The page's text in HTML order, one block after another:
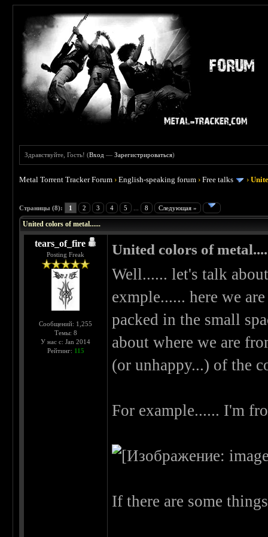
Здравствуйте, Гость! (Вход —Зарегистрироваться)
Metal Torrent Tracker Forum ›English-speaking forum ›Free talks ›
Страницы (8): 1 2 3 4 5 8 Следующая »
United colors of metal......
tears_of_fire
Posting Freak
Сообщений: 1,255
Темы: 8
У нас с: Jan 2014
Рейтинг: 115
United colors of
Well...... let's talk
exmple...... here we
packed in the small
about where we are
(or unhappy...) of the
For example...... I'm
If there are some